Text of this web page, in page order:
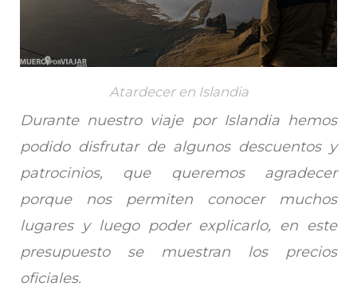
Atardecer en Islandia
Durante nuestro viaje por Islandia hemos
podido disfrutar de algunos descuentos y
patrocinios, que queremos agradecer
porque nos permiten conocer muchos
lugares y luego poder explicarlo, en este
presupuesto se muestran los precios
oficiales.